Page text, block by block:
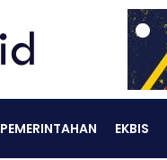
PEMERINTAHAN EKBIS